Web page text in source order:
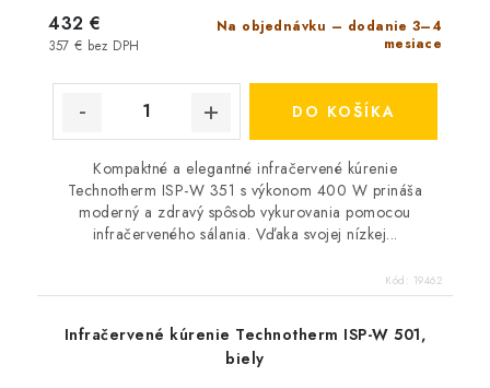
Na objednávku – dodanie 3–4
mesiace
357 € bez DPH
432 €
DO KOŠÍKA
Kompaktné a elegantné infračervené kúrenie
Technotherm ISP-W 351 s výkonom 400 W prináša
moderný a zdravý spôsob vykurovania pomocou
infračerveného sálania. Vďaka svojej nízkej...
Kód: 19462
Infračervené kúrenie Technotherm ISP-W 501,
biely